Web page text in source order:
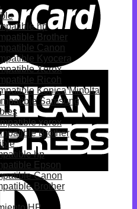
hp
Brother
Canon
Kyocera
Xerox
Ricoh
Konica Minolta
Samsung
xerox
Brother
hp
Epson
Canon
Brother